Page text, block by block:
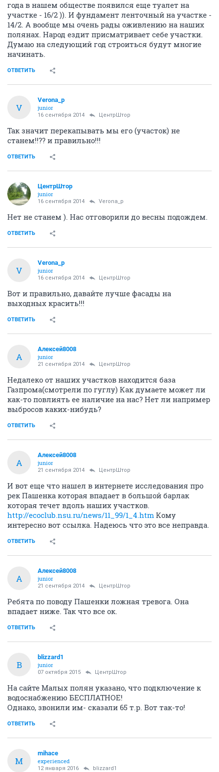
года в нашем обществе появился еще туалет на
участке - 16/2 )). И фундамент ленточный на участке -
14/2. А вообще мы очень рады оживлению на наших
полянах. Народ ездит присматривает себе участки.
Думаю на следующий год строиться будут многие
начинать.
ОТВЕТИТЬ
V
Verona_p
junior
16 сентября 2014 ЦентрШтор
Так значит перекапывать мы его (участок) не
станем!!?? и правильно!!!
ОТВЕТИТЬ
ЦентрШтор
junior
16 сентября 2014 Verona_p
Нет не станем ). Нас отговорили до весны подождем.
ОТВЕТИТЬ
V
Verona_p
junior
16 сентября 2014 ЦентрШтор
Вот и правильно, давайте лучше фасады на
выходных красить!!!
ОТВЕТИТЬ
А
Алексей8008
junior
21 сентября 2014 ЦентрШтор
Недалеко от наших участков находится база
Газпрома(смотрели по гуглу) Как думаете может ли
как-то повлиять ее наличие на нас? Нет ли например
выбросов каких-нибудь?
ОТВЕТИТЬ
А
Алексей8008
junior
21 сентября 2014 ЦентрШтор
И вот еще что нашел в интернете исследования про
рек Пашенка которая впадает в большой барлак
которая течет вдоль наших участков.
http://ecoclub.nsu.ru/news/11_99/1_4.htm Кому
интересно вот ссылка. Надеюсь что это все неправда.
ОТВЕТИТЬ
А
Алексей8008
junior
21 сентября 2014 ЦентрШтор
Ребята по поводу Пашенки ложная тревога. Она
впадает ниже. Так что все ок.
ОТВЕТИТЬ
B
blizzard1
junior
07 октября 2015 ЦентрШтор
На сайте Малых полян указано, что подключение к
водоснабжению БЕСПЛАТНОЕ!
Однако, звонили им- сказали 65 т.р. Вот так-то!
ОТВЕТИТЬ
M
mihace
experienced
12 января 2016 blizzard1